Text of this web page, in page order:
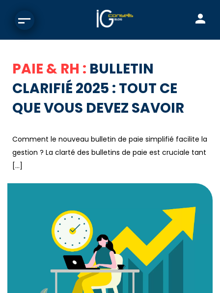
PAIE & RH : BULLETIN
CLARIFIÉ 2025 : TOUT CE
QUE VOUS DEVEZ SAVOIR
Comment le nouveau bulletin de paie simplifié facilite la
gestion ? La clarté des bulletins de paie est cruciale tant
[…]